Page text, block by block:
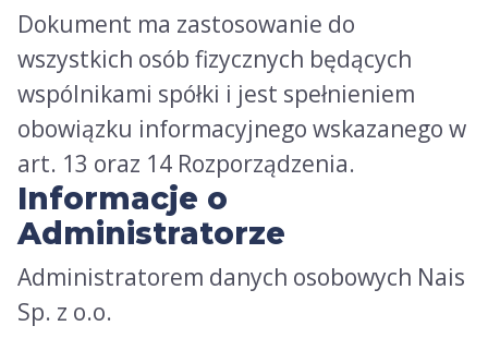
Dokument ma zastosowanie do
wszystkich osób fizycznych będących
wspólnikami spółki i jest spełnieniem
obowiązku informacyjnego wskazanego w
art. 13 oraz 14 Rozporządzenia.
Informacje o
Administratorze
Administratorem danych osobowych Nais
Sp. z o.o.